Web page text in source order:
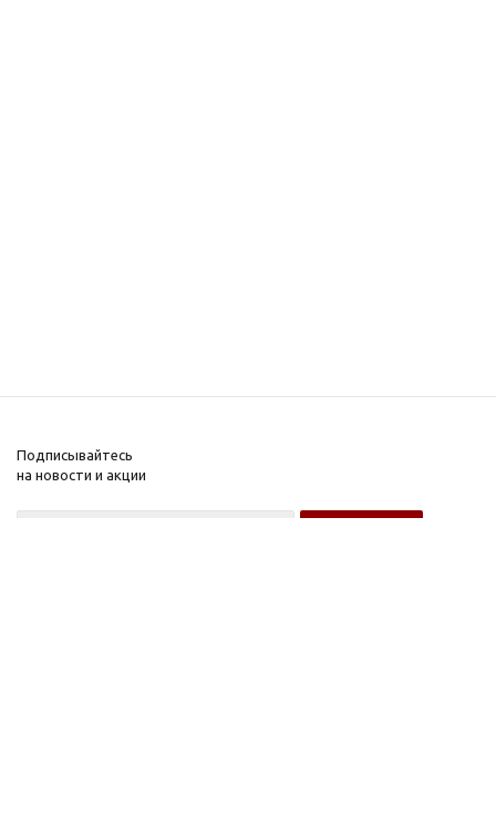
Подписывайтесь
на новости и акции